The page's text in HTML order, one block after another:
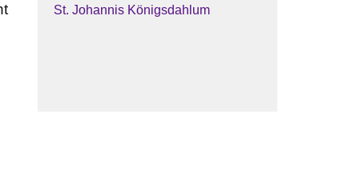
St. Johannis Königsdahlum